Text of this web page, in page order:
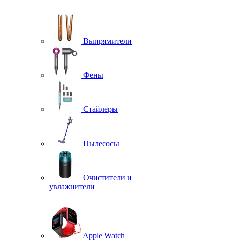
Выпрямители
Фены
Стайлеры
Пылесосы
Очистители и
увлажнители
Apple Watch